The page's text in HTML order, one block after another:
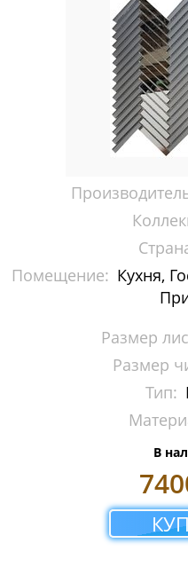
DECO
PERLA
PINO
VANTAGGIO
Помещение: Кухня,
Размер
Размер
Тип:
В